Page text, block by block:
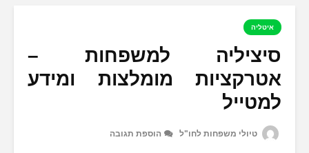
איטליה
סיציליה למשפחות –
אטרקציות מומלצות ומידע
למטייל
טיולי משפחות לחו"ל הוספת תגובה